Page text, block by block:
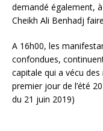
demandé également,
Cheikh Ali Benhadj
A 16h00, les
confondues,
capitale qui a vécu
premier jour de l’été
du 21 juin 2019)